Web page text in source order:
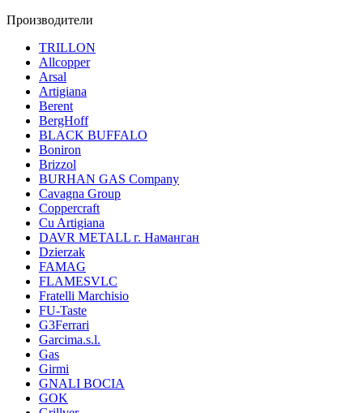
Производители
TRILLON
Allcopper
Arsal
Artigiana
Berent
BergHoff
BLACK BUFFALO
Boniron
Brizzol
BURHAN GAS Company
Cavagna Group
Coppercraft
Cu Artigiana
DAVR METALL г. Наманган
Dzierzak
FAMAG
FLAMESVLC
Fratelli Marchisio
FU-Taste
G3Ferrari
Garcima.s.l.
Gas
Girmi
GNALI BOCIA
GOK